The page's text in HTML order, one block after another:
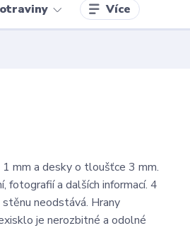
Více
mm a desky o tloušťce 3 mm.
fotografií a dalších informací. 4
neodstává. Hrany
je nerozbitné a odolné